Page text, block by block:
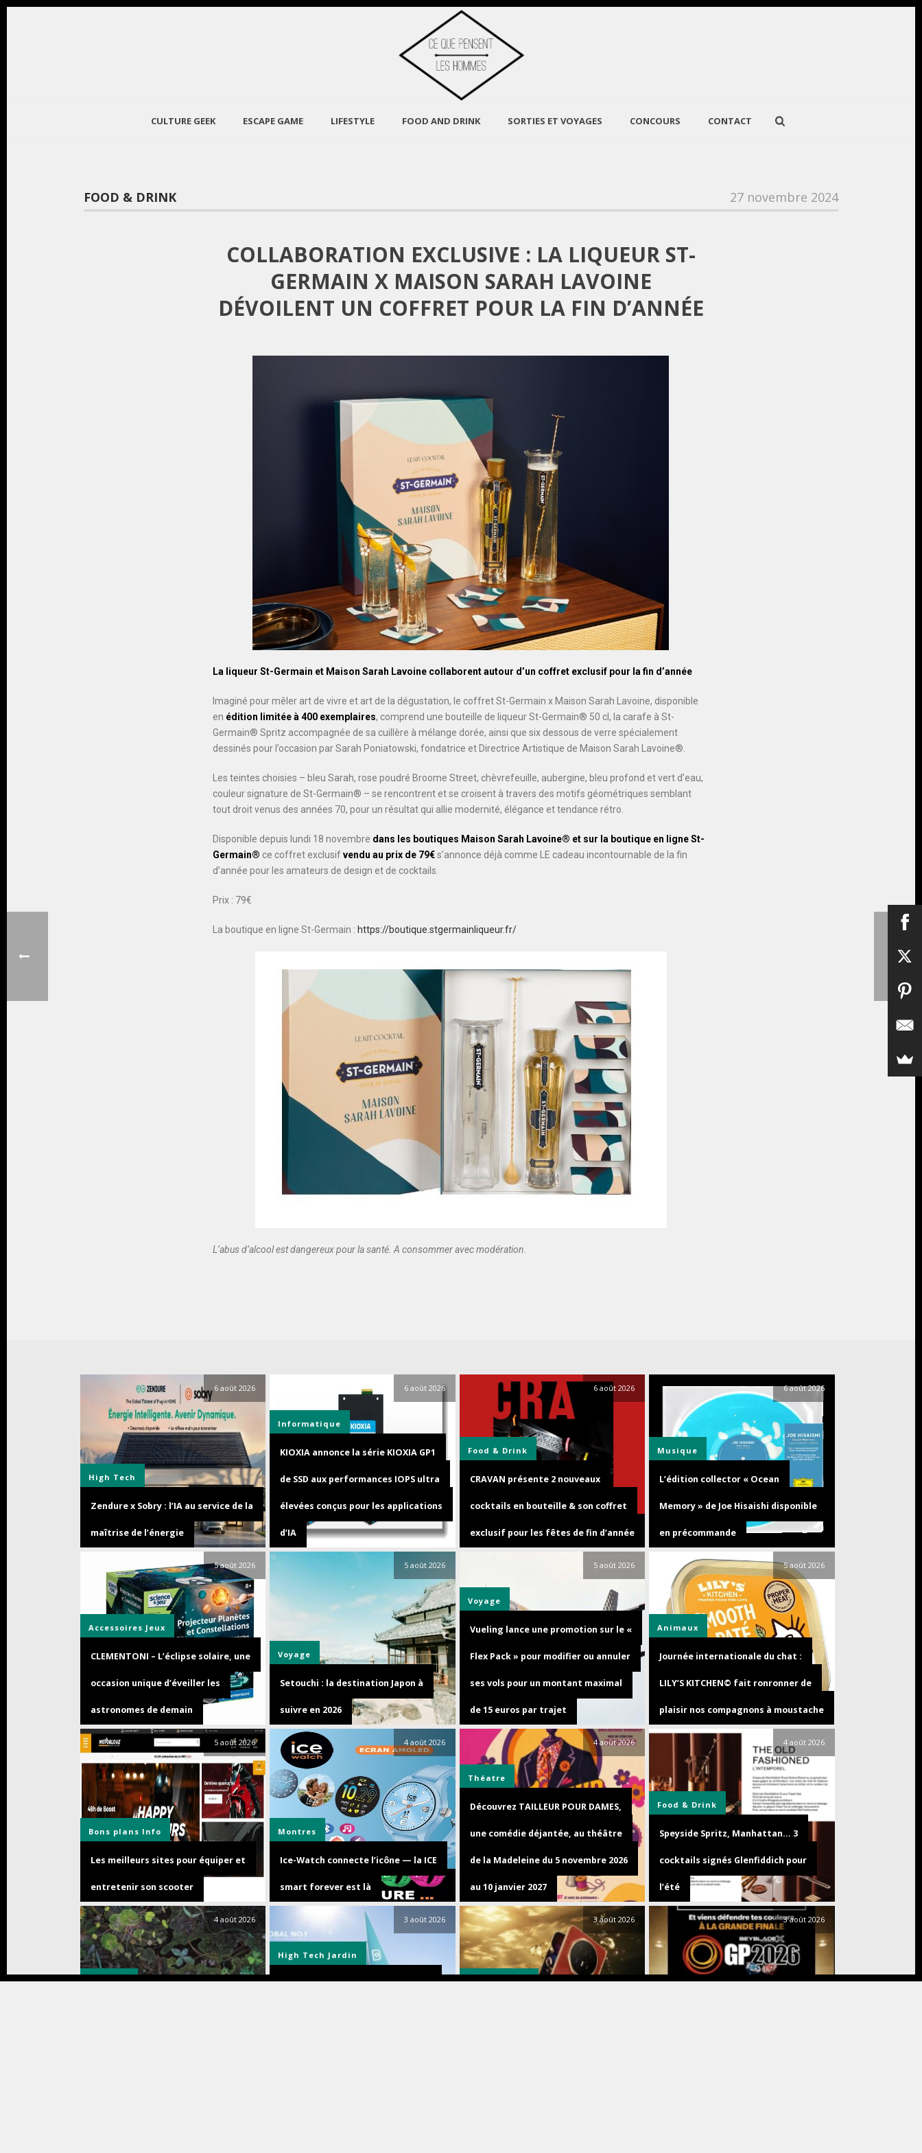
CULTURE GEEK ESCAPE GAME LIFESTYLE FOOD AND DRINK SORTIES ET VOYAGES CONCOURS CONTACT
FOOD & DRINK 27 novembre 2024
COLLABORATION EXCLUSIVE : LA LIQUEUR ST-
GERMAIN X MAISON SARAH LAVOINE
DÉVOILENT UN COFFRET POUR LA FIN D’ANNÉE
La liqueur St-Germain et Maison Sarah Lavoine collaborent autour d’un coffret exclusif pour la fin d’année
Imaginé pour mêler art de vivre et art de la dégustation, le coffret St-Germain x Maison Sarah Lavoine, disponible
en édition limitée à 400 exemplaires, comprend une bouteille de liqueur St-Germain® 50 cl, la carafe à St-
Germain® Spritz accompagnée de sa cuillère à mélange dorée, ainsi que six dessous de verre spécialement
dessinés pour l’occasion par Sarah Poniatowski, fondatrice et Directrice Artistique de Maison Sarah Lavoine®.
Les teintes choisies – bleu Sarah, rose poudré Broome Street, chèvrefeuille, aubergine, bleu profond et vert d’eau,
couleur signature de St-Germain® – se rencontrent et se croisent à travers des motifs géométriques semblant
tout droit venus des années 70, pour un résultat qui allie modernité, élégance et tendance rétro.
Disponible depuis lundi 18 novembre dans les boutiques Maison Sarah Lavoine® et sur la boutique en ligne St-
Germain® ce coffret exclusifvendu au prix de 79€s’annonce déjà comme LE cadeau incontournable de la fin
d’année pour les amateurs de design et de cocktails.
Prix : 79€
La boutique en ligne St-Germain : https://boutique.stgermainliqueur.fr/
L’abus d’alcool est dangereux pour la santé. A consommer avec modération.
6 août 2026
High Tech
Zendure x Sobry : l’IA au service de la
maîtrise de l’énergie
6 août 2026
Informatique
KIOXIA annonce la série KIOXIA GP1
de SSD aux performances IOPS ultra
élevées conçus pour les applications
d’IA
6 août 2026
Food & Drink
CRAVAN présente 2 nouveaux
cocktails en bouteille & son coffret
exclusif pour les fêtes de fin d’année
6 août 2026
Musique
L’édition collector « Ocean
Memory » de Joe Hisaishi disponible
en précommande
5 août 2026
Accessoires Jeux
CLEMENTONI – L’éclipse solaire, une
occasion unique d’éveiller les
astronomes de demain
5 août 2026
Voyage
Setouchi : la destination Japon à
suivre en 2026
5 août 2026
Voyage
Vueling lance une promotion sur le «
Flex Pack » pour modifier ou annuler
ses vols pour un montant maximal
de 15 euros par trajet
5 août 2026
Animaux
Journée internationale du chat :
LILY’S KITCHEN© fait ronronner de
plaisir nos compagnons à moustache
5 août 2026
Bons plans Info
Les meilleurs sites pour équiper et
entretenir son scooter
4 août 2026
Montres
Ice-Watch connecte l’icône — la ICE
smart forever est là
4 août 2026
Théatre
Découvrez TAILLEUR POUR DAMES,
une comédie déjantée, au théâtre
de la Madeleine du 5 novembre 2026
au 10 janvier 2027
4 août 2026
Food & Drink
Speyside Spritz, Manhattan… 3
cocktails signés Glenfiddich pour
l’été
4 août 2026
Musique
3 août 2026
High Tech Jardin
La grande finale de l’été : Beatbot
3 août 2026
Smartphones
3 août 2026